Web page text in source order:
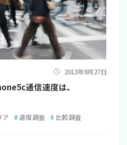
2013年9月27日
通信速度は、
ア # 速度調査 # 比較調査